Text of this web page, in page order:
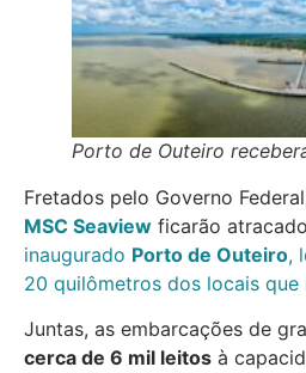
Porto de Outeiro
Fretados pelo Governo
MSC Seaview ficarão
inaugurado Porto de Outeiro,
20 quilômetros dos locais que
Juntas, as embarcações de
cerca de 6 mil leitos à